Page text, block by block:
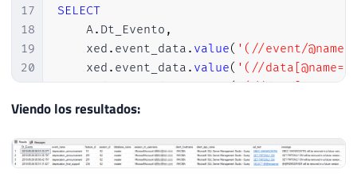
17
18
19
20
21
22
24
25
SELECT
    A
. Dt_Evento ,
    xed
. event_data . value( '(//event/
    xed
. event_data . value( '(//
    xed
.event_data.value('(//
    xed
.event_data
    xed
.event_data.value(
    xed
.event_data value(
Viendo los resultados: